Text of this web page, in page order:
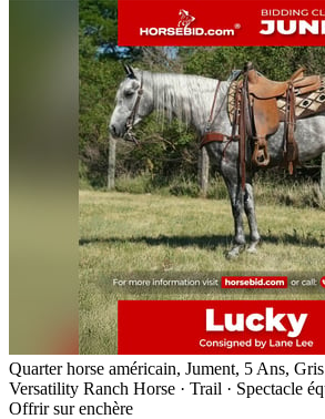
Quarter horse américain, Jument, 5 Ans, Gris
Versatility Ranch Horse · Trail · Spectacle
Offrir sur enchère